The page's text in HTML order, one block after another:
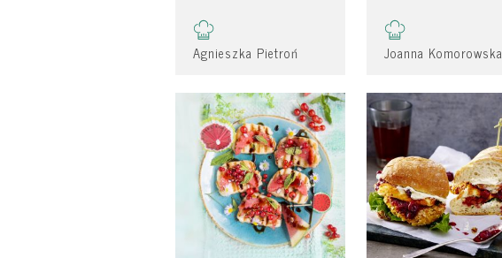
Agnieszka Pietroń Joanna Komorowska